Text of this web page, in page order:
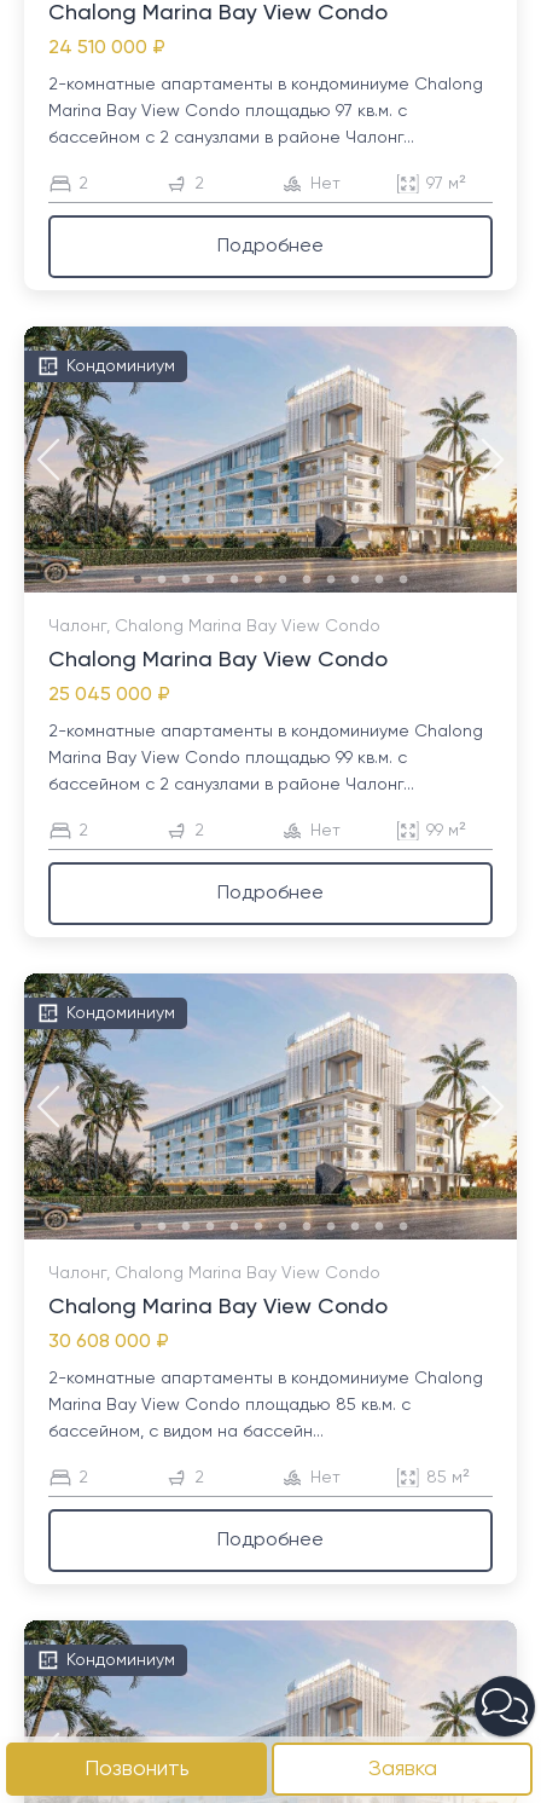
Chalong Marina Bay View Condo
24 510 000 ₽
2-комнатные апартаменты в кондоминиуме Chalong
Marina Bay View Condo площадью 97 кв.м. с
бассейном с 2 санузлами в районе Чалонг...
2 2 Нет 97 м²
Подробнее
Кондоминиум
Чалонг, Chalong Marina Bay View Condo
Chalong Marina Bay View Condo
25 045 000 ₽
2-комнатные апартаменты в кондоминиуме Chalong
Marina Bay View Condo площадью 99 кв.м. с
бассейном с 2 санузлами в районе Чалонг...
2 2 Нет 99 м²
Подробнее
Кондоминиум
Чалонг, Chalong Marina Bay View Condo
Chalong Marina Bay View Condo
30 608 000 ₽
2-комнатные апартаменты в кондоминиуме Chalong
Marina Bay View Condo площадью 85 кв.м. с
бассейном, с видом на бассейн...
2 2 Нет 85 м²
Подробнее
Кондоминиум
Позвонить Заявка